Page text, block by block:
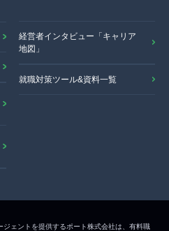
経営者インタビュー「キャリア
地図」
就職対策ツール&資料一覧